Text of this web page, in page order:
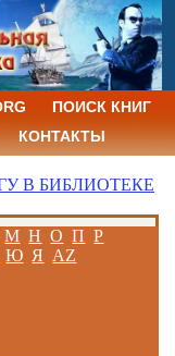
ПОИСК КНИГ
КОНТАКТЫ
В БИБЛИОТЕКЕ
М Н О П Р
Ю Я AZ